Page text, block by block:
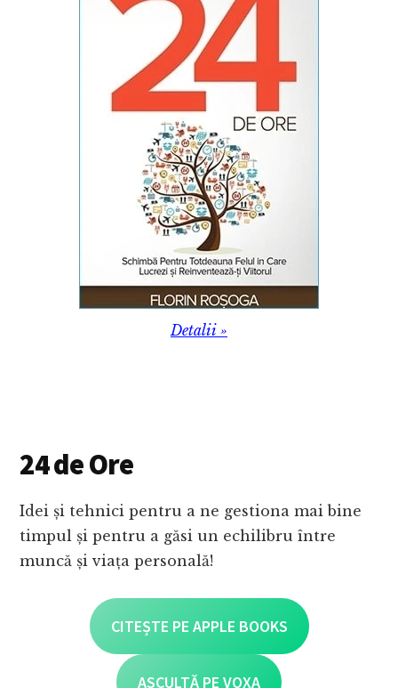
Detalii »
24 de Ore
Idei și tehnici pentru a ne gestiona mai bine
timpul și pentru a găsi un echilibru între
muncă și viața personală!
CITEȘTE PE APPLE BOOKS
ASCULTĂ PE VOXA